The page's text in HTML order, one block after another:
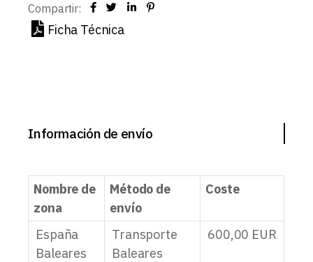
Compartir:
Ficha Técnica
Información de envío
Nombre de
zona
Método de
envío
Coste
España
Baleares
Transporte
Baleares
600,00 EUR